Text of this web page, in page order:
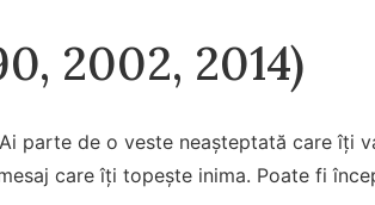
2002, 2014)
parte de o veste neașteptată care îți
care îți topește inima. Poate fi